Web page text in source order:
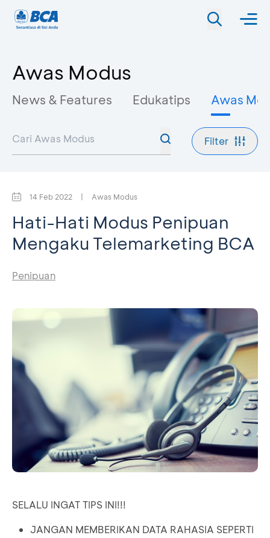
Awas Modus
News & Features Edukatips Awas
Filter
14 Feb 2022 | Awas Modus
Hati-Hati Modus Penipuan
Mengaku Telemarketing BCA
Penipuan
SELALU INGAT TIPS INI!!!
JANGAN MEMBERIKAN DATA RAHASIA SEPERTI